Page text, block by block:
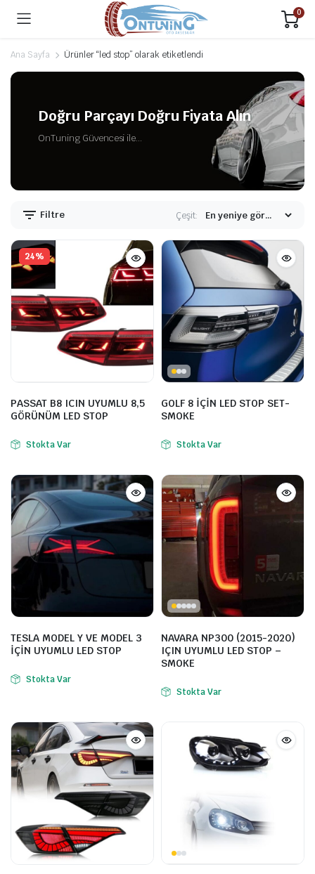
0
Ana Sayfa Ürünler “led stop” olarak etiketlendi
Doğru Parçayı Doğru Fiyata Alın
OnTuning Güvencesi ile...
Filtre Çeşit:
24%
PASSAT B8 ICIN UYUMLU 8,5
GÖRÜNÜM LED STOP
Stokta Var
GOLF 8 İÇİN LED STOP SET-
SMOKE
Stokta Var
TESLA MODEL Y VE MODEL 3
İÇİN UYUMLU LED STOP
Stokta Var
NAVARA NP300 (2015-2020)
IÇIN UYUMLU LED STOP –
SMOKE
Stokta Var